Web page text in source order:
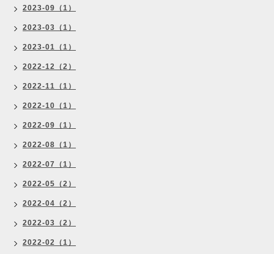
2023-09（1）
2023-03（1）
2023-01（1）
2022-12（2）
2022-11（1）
2022-10（1）
2022-09（1）
2022-08（1）
2022-07（1）
2022-05（2）
2022-04（2）
2022-03（2）
2022-02（1）